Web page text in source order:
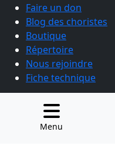
Faire un don
Blog des choristes
Boutique
Répertoire
Nous rejoindre
Fiche technique
Tous droits
Menu